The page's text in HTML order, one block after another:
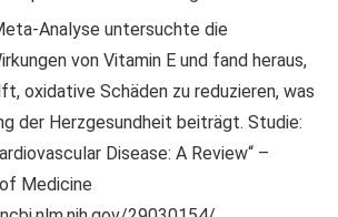
Analyse untersuchte die
von Vitamin E und fand heraus,
oxidative Schäden zu reduzieren, was
der Herzgesundheit beiträgt. Studie:
Disease: A Review“ –
Medicine